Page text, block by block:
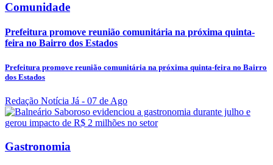
Comunidade
Prefeitura promove reunião comunitária na próxima quinta-
feira no Bairro dos Estados
Prefeitura promove reunião comunitária na próxima quinta-feira no Bairro
dos Estados
Redação Notícia Já - 07 de Ago
Gastronomia